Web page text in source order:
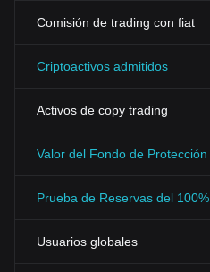
Comisión de trading con fiat
Criptoactivos admitidos
Activos de copy trading
Valor del Fondo de Protección
Prueba de Reservas del 100%
Usuarios globales